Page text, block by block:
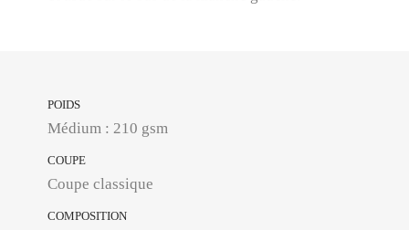
POIDS
Médium : 210 gsm
COUPE
Coupe classique
COMPOSITION